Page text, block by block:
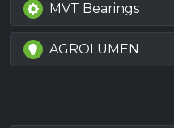
MVT Bearings
AGROLUMEN